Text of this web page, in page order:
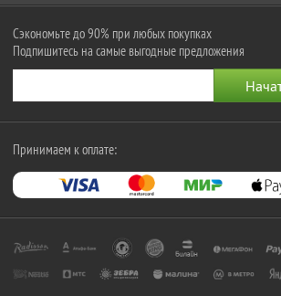
Сэкономьте до 90% при любых покупках
Подпишитесь на самые выгодные предложения
Принимаем к оплате: